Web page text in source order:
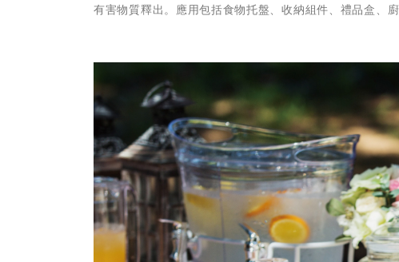
有害物質釋出。應用包括食物托盤、收納組件、禮品盒、